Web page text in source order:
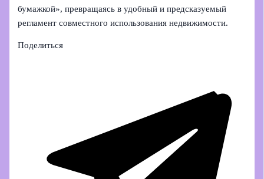
бумажкой», превращаясь в удобный и предсказуемый
регламент совместного использования недвижимости.
Поделиться